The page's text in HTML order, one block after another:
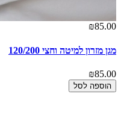
₪85.00
מגן מזרון למיטה וחצי 120/200
₪85.00
הוספה לסל